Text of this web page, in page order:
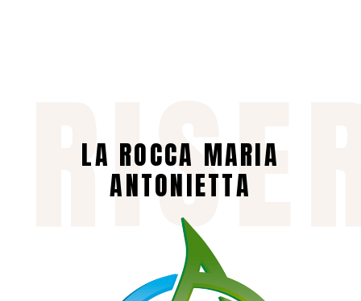
LA ROCCA MARIA
ANTONIETTA